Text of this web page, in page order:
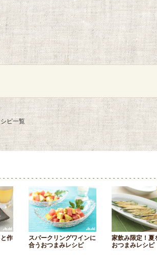
ピ一覧
作
スパークリングワインに
合うおつまみレシピ
家飲み限定！夏
おつまみレシピ